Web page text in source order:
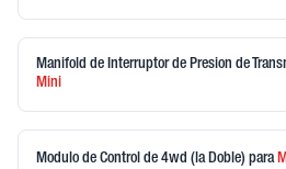
Manifold de Interruptor de Presion de
Mini
Modulo de Control de 4wd (la Doble) para